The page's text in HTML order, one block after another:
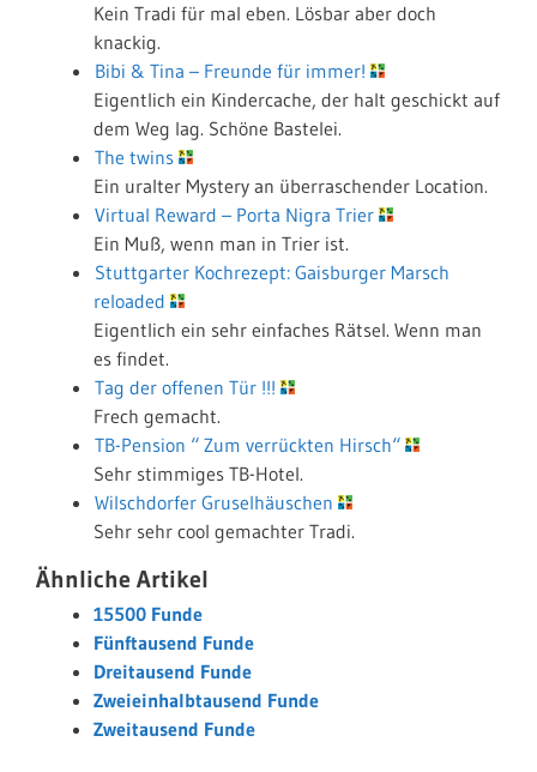
Kein Tradi für mal eben. Lösbar aber doch
knackig.
Bibi & Tina – Freunde für immer!
Eigentlich ein Kindercache, der halt geschickt auf
dem Weg lag. Schöne Bastelei.
The twins
Ein uralter Mystery an überraschender Location.
Virtual Reward – Porta Nigra Trier
Ein Muß, wenn man in Trier ist.
Stuttgarter Kochrezept: Gaisburger Marsch
reloaded
Eigentlich ein sehr einfaches Rätsel. Wenn man
es findet.
Tag der offenen Tür !!!
Frech gemacht.
TB-Pension “ Zum verrückten Hirsch“
Sehr stimmiges TB-Hotel.
Wilschdorfer Gruselhäuschen
Sehr sehr cool gemachter Tradi.
Ähnliche Artikel
15500 Funde
Fünftausend Funde
Dreitausend Funde
Zweieinhalbtausend Funde
Zweitausend Funde